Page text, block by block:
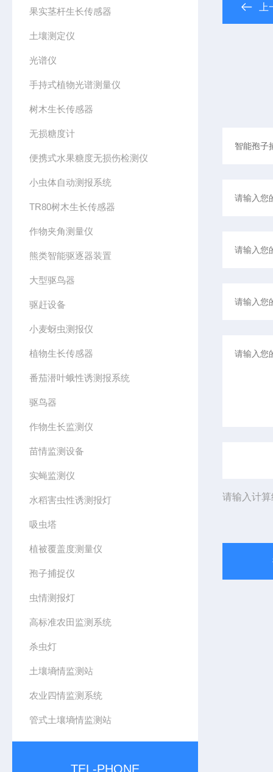
果实茎杆生长传感器
土壤测定仪
光谱仪
手持式植物光谱测量仪
树木生长传感器
无损糖度计
便携式水果糖度无损伤检测仪
小虫体自动测报系统
TR80树木生长传感器
作物夹角测量仪
熊类智能驱逐器装置
大型驱鸟器
驱赶设备
小麦蚜虫测报仪
植物生长传感器
番茄潜叶蛾性诱测报系统
驱鸟器
作物生长监测仪
苗情监测设备
实蝇监测仪
水稻害虫性诱测报灯
吸虫塔
植被覆盖度测量仪
孢子捕捉仪
虫情测报灯
高标准农田监测系统
杀虫灯
土壤墒情监测站
农业四情监测系统
管式土壤墒情监测站
TEL-PHONE
请输入计